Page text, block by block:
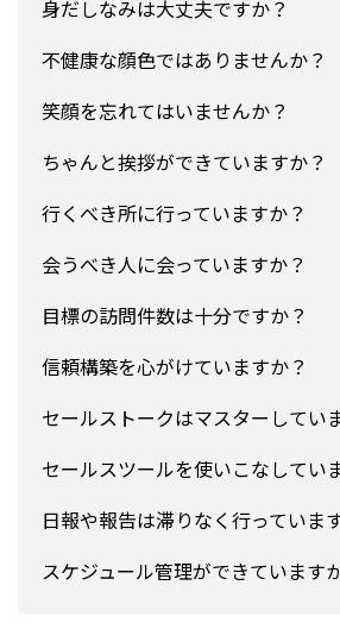
身だしなみは大丈夫ですか？
不健康な顔色ではありませんか？
笑顔を忘れてはいませんか？
ちゃんと挨拶ができていますか？
行くべき所に行っていますか？
会うべき人に会っていますか？
目標の訪問件数は十分ですか？
信頼構築を心がけていますか？
セールストークはマスターしてい
セールスツールを使いこなしてい
日報や報告は滞りなく行っていま
スケジュール管理ができています